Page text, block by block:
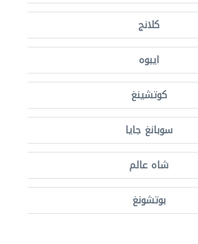
كلانج
ايبوه
كوتشينغ
سوبانغ جايا
شاه عالم
بوتشونغ